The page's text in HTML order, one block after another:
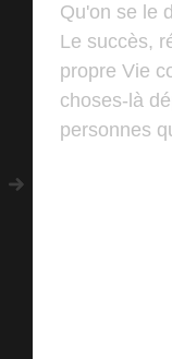
Qu'on se le
Le succès,
propre Vie
choses-là
personnes